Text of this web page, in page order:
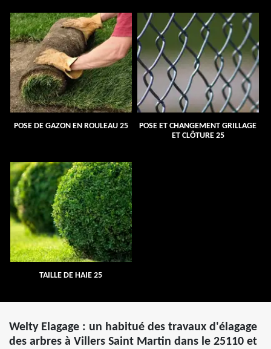
POSE DE GAZON EN ROULEAU 25
POSE ET CHANGEMENT GRILLAGE
ET CLÔTURE 25
TAILLE DE HAIE 25
Welty Elagage : un habitué des travaux d'élagage
des arbres à Villers Saint Martin dans le 25110 et